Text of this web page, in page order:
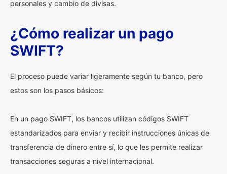
personales y cambio de divisas.
¿Cómo realizar un pago
SWIFT?
El proceso puede variar ligeramente según tu banco, pero
estos son los pasos básicos:
En un pago SWIFT, los bancos utilizan códigos SWIFT
estandarizados para enviar y recibir instrucciones únicas de
transferencia de dinero entre sí, lo que les permite realizar
transacciones seguras a nivel internacional.